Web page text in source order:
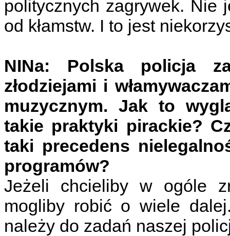
politycznych zagrywek. Nie
od kłamstw. I to jest
NINa: Polska policja
złodziejami i
muzycznym. Jak to
takie praktyki pirackie?
taki precedens
programów?
Jeżeli chcieliby w ogóle
mogliby robić o wiele
należy do zadań naszej